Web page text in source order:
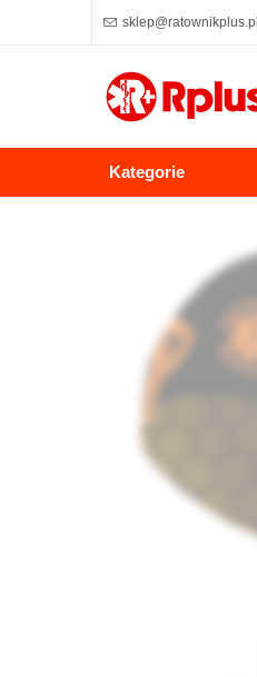
sklep@ratownikplus.pl
Kategorie